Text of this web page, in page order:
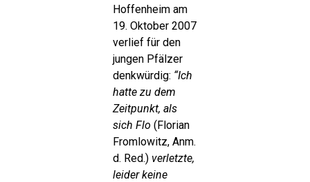
Hoffenheim am
19. Oktober 2007
verlief für den
jungen Pfälzer
denkwürdig: “Ich
hatte zu dem
Zeitpunkt, als
sich Flo (Florian
Fromlowitz, Anm.
d. Red.)verletzte,
leider keine